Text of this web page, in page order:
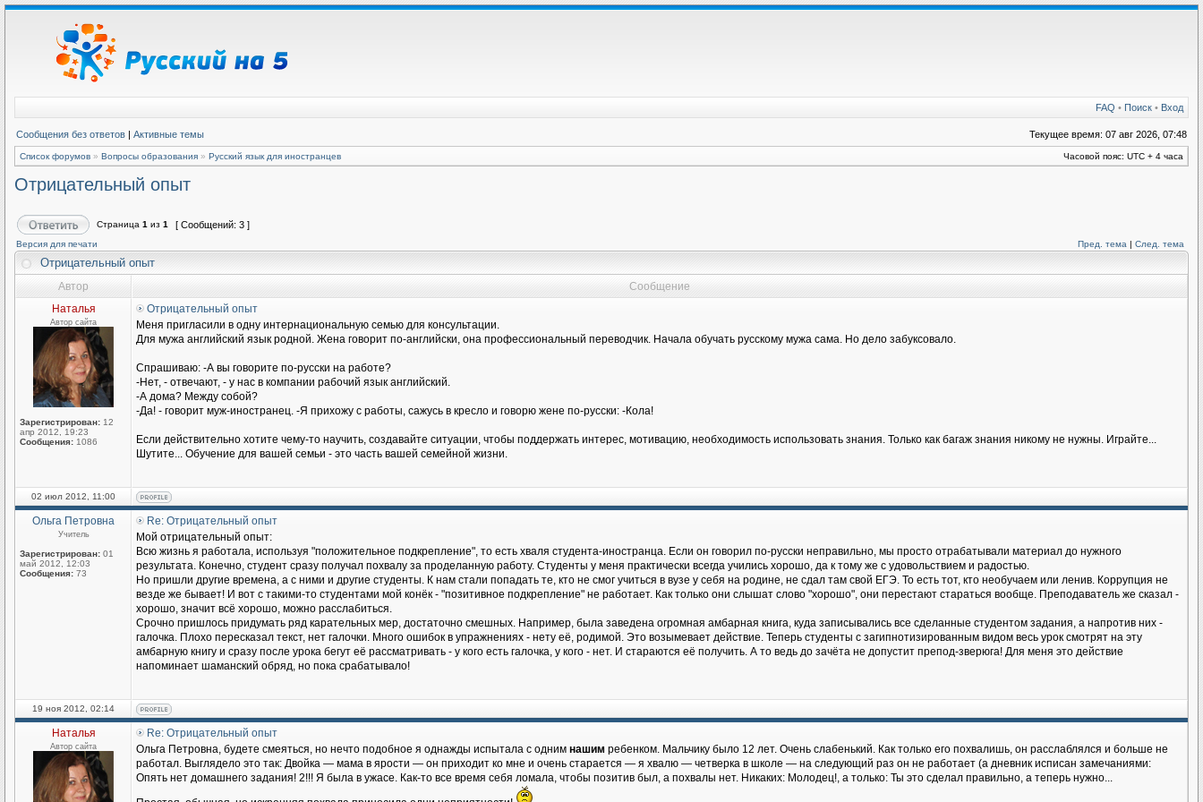
FAQ • Поиск • Вход
Сообщения без ответов | Активные темы Текущее время: 07 авг 2026, 07:48
Список форумов » Вопросы образования » Русский язык для иностранцев Часовой пояс: UTC + 4 часа
Отрицательный опыт
Страница 1 из 1 [ Сообщений: 3 ]
Версия для печати Пред. тема | След. тема
Отрицательный опыт
Автор
Сообщение
Наталья
Автор сайта
Зарегистрирован: 12
апр 2012, 19:23
Сообщения: 1086
Отрицательный опыт
Меня пригласили в одну интернациональную семью для консультации.
Для мужа английский язык родной. Жена говорит по-английски, она профессиональный переводчик. Начала обучать русскому мужа сама. Но дело забуксовало.
Спрашиваю: -А вы говорите по-русски на работе?
-Нет, - отвечают, - у нас в компании рабочий язык английский.
-А дома? Между собой?
-Да! - говорит муж-иностранец. -Я прихожу с работы, сажусь в кресло и говорю жене по-русски: -Кола!
Если действительно хотите чему-то научить, создавайте ситуации, чтобы поддержать интерес, мотивацию, необходимость использовать знания. Только как багаж знания никому не нужны. Играйте...
Шутите... Обучение для вашей семьи - это часть вашей семейной жизни.
02 июл 2012, 11:00
Ольга Петровна
Учитель
Зарегистрирован: 01
май 2012, 12:03
Сообщения: 73
Re: Отрицательный опыт
Мой отрицательный опыт:
Всю жизнь я работала, используя "положительное подкрепление", то есть хваля студента-иностранца. Если он говорил по-русски неправильно, мы просто отрабатывали материал до нужного
результата. Конечно, студент сразу получал похвалу за проделанную работу. Студенты у меня практически всегда учились хорошо, да к тому же с удовольствием и радостью.
Но пришли другие времена, а с ними и другие студенты. К нам стали попадать те, кто не смог учиться в вузе у себя на родине, не сдал там свой ЕГЭ. То есть тот, кто необучаем или ленив. Коррупция не
везде же бывает! И вот с такими-то студентами мой конёк - "позитивное подкрепление" не работает. Как только они слышат слово "хорошо", они перестают стараться вообще. Преподаватель же сказал -
хорошо, значит всё хорошо, можно расслабиться.
Срочно пришлось придумать ряд карательных мер, достаточно смешных. Например, была заведена огромная амбарная книга, куда записывались все сделанные студентом задания, а напротив них -
галочка. Плохо пересказал текст, нет галочки. Много ошибок в упражнениях - нету её, родимой. Это возымевает действие. Теперь студенты с загипнотизированным видом весь урок смотрят на эту
амбарную книгу и сразу после урока бегут её рассматривать - у кого есть галочка, у кого - нет. И стараются её получить. А то ведь до зачёта не допустит препод-зверюга! Для меня это действие
напоминает шаманский обряд, но пока срабатывало!
19 ноя 2012, 02:14
Наталья
Автор сайта
Re: Отрицательный опыт
Ольга Петровна, будете смеяться, но нечто подобное я однажды испытала с одним нашим ребенком. Мальчику было 12 лет. Очень слабенький. Как только его похвалишь, он расслаблялся и больше не
работал. Выглядело это так: Двойка — мама в ярости — он приходит ко мне и очень старается — я хвалю — четверка в школе — на следующий раз он не работает (а дневник исписан замечаниями:
Опять нет домашнего задания! 2!!! Я была в ужасе. Как-то все время себя ломала, чтобы позитив был, а похвалы нет. Никаких: Молодец!, а только: Ты это сделал правильно, а теперь нужно...